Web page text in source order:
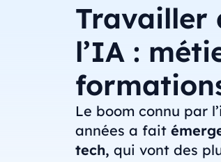
Travailler
l’IA :
Le boom connu par
années a fait
tech, qui vont des